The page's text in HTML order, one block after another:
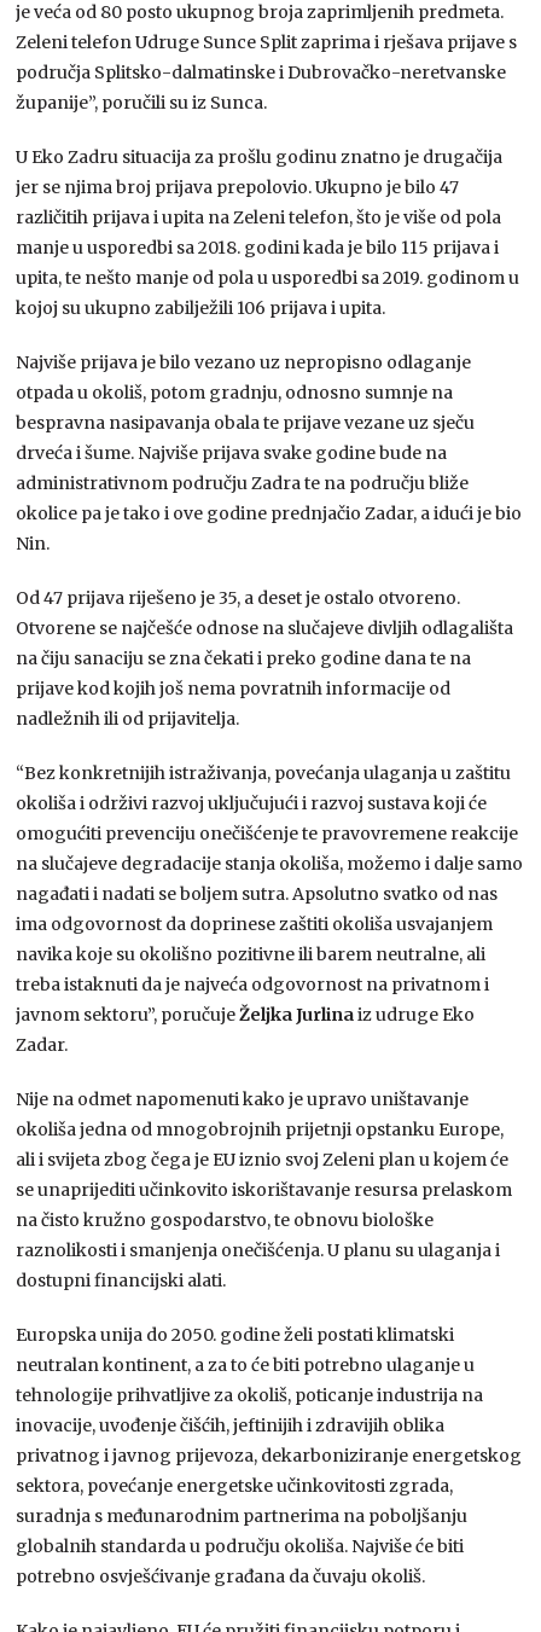
je veća od 80 posto ukupnog broja zaprimljenih predmeta.
Zeleni telefon Udruge Sunce Split zaprima i rješava prijave s
područja Splitsko-dalmatinske i Dubrovačko-neretvanske
županije”, poručili su iz Sunca.
U Eko Zadru situacija za prošlu godinu znatno je drugačija
jer se njima broj prijava prepolovio. Ukupno je bilo 47
različitih prijava i upita na Zeleni telefon, što je više od pola
manje u usporedbi sa 2018. godini kada je bilo 115 prijava i
upita, te nešto manje od pola u usporedbi sa 2019. godinom u
kojoj su ukupno zabilježili 106 prijava i upita.
Najviše prijava je bilo vezano uz nepropisno odlaganje
otpada u okoliš, potom gradnju, odnosno sumnje na
bespravna nasipavanja obala te prijave vezane uz sječu
drveća i šume. Najviše prijava svake godine bude na
administrativnom području Zadra te na području bliže
okolice pa je tako i ove godine prednjačio Zadar, a idući je bio
Nin.
Od 47 prijava riješeno je 35, a deset je ostalo otvoreno.
Otvorene se najčešće odnose na slučajeve divljih odlagališta
na čiju sanaciju se zna čekati i preko godine dana te na
prijave kod kojih još nema povratnih informacije od
nadležnih ili od prijavitelja.
“Bez konkretnijih istraživanja, povećanja ulaganja u zaštitu
okoliša i održivi razvoj uključujući i razvoj sustava koji će
omogućiti prevenciju onečišćenje te pravovremene reakcije
na slučajeve degradacije stanja okoliša, možemo i dalje samo
nagađati i nadati se boljem sutra. Apsolutno svatko od nas
ima odgovornost da doprinese zaštiti okoliša usvajanjem
navika koje su okolišno pozitivne ili barem neutralne, ali
treba istaknuti da je najveća odgovornost na privatnom i
javnom sektoru”, poručujeŽeljka Jurlinaiz udruge Eko
Zadar.
Nije na odmet napomenuti kako je upravo uništavanje
okoliša jedna od mnogobrojnih prijetnji opstanku Europe,
ali i svijeta zbog čega je EU iznio svoj Zeleni plan u kojem će
se unaprijediti učinkovito iskorištavanje resursa prelaskom
na čisto kružno gospodarstvo, te obnovu biološke
raznolikosti i smanjenja onečišćenja. U planu su ulaganja i
dostupni financijski alati.
Europska unija do 2050. godine želi postati klimatski
neutralan kontinent, a za to će biti potrebno ulaganje u
tehnologije prihvatljive za okoliš, poticanje industrija na
inovacije, uvođenje čišćih, jeftinijih i zdravijih oblika
privatnog i javnog prijevoza, dekarboniziranje energetskog
sektora, povećanje energetske učinkovitosti zgrada,
suradnja s međunarodnim partnerima na poboljšanju
globalnih standarda u području okoliša. Najviše će biti
potrebno osvješćivanje građana da čuvaju okoliš.